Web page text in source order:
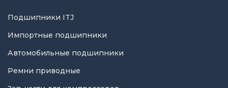
Подшипники ITJ
Импортные подшипники
Автомобильные подшипники
Ремни приводные